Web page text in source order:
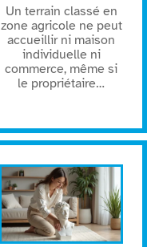
Un terrain classé en
zone agricole ne peut
accueillir ni maison
individuelle ni
commerce, même si
le propriétaire…